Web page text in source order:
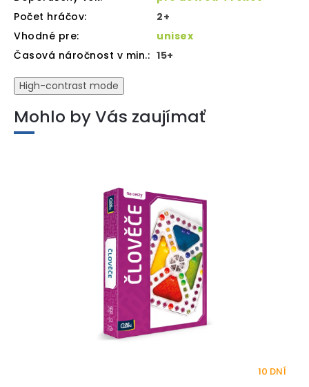
Počet hráčov:
2+
Vhodné pre:
unisex
Časová náročnost v min.: 15+
High-contrast mode
Mohlo by Vás zaujímať
10 DNÍ